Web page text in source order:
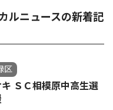
ルニュースの新着記
区
ＳＣ相模原中高生選